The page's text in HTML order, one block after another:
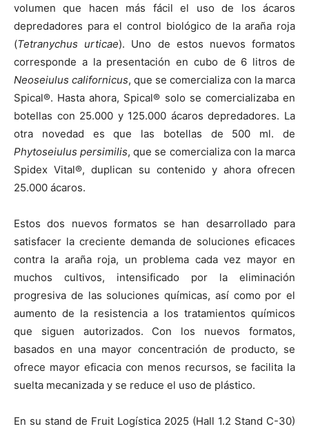
volumen que hacen más fácil el uso de los ácaros
depredadores para el control biológico de la araña roja
(Tetranychus urticae). Uno de estos nuevos formatos
corresponde a la presentación en cubo de 6 litros de
Neoseiulus californicus, que se comercializa con la marca
Spical®. Hasta ahora, Spical® solo se comercializaba en
botellas con 25.000 y 125.000 ácaros depredadores. La
otra novedad es que las botellas de 500 ml. de
Phytoseiulus persimilis, que se comercializa con la marca
Spidex Vital®, duplican su contenido y ahora ofrecen
25.000 ácaros.
Estos dos nuevos formatos se han desarrollado para
satisfacer la creciente demanda de soluciones eficaces
contra la araña roja, un problema cada vez mayor en
muchos cultivos, intensificado por la eliminación
progresiva de las soluciones químicas, así como por el
aumento de la resistencia a los tratamientos químicos
que siguen autorizados. Con los nuevos formatos,
basados en una mayor concentración de producto, se
ofrece mayor eficacia con menos recursos, se facilita la
suelta mecanizada y se reduce el uso de plástico.
En su stand de Fruit Logística 2025 (Hall 1.2 Stand C-30)